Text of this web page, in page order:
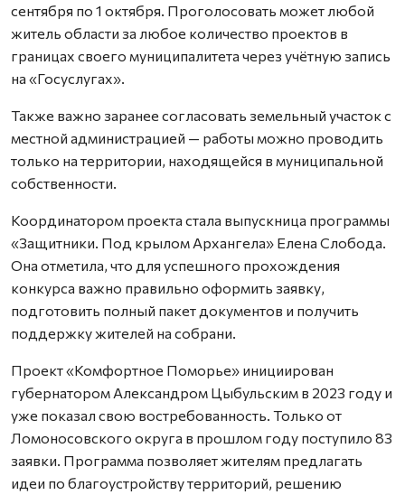
сентября по 1 октября. Проголосовать может любой
житель области за любое количество проектов в
границах своего муниципалитета через учётную запись
на «Госуслугах».
Также важно заранее согласовать земельный участок с
местной администрацией — работы можно проводить
только на территории, находящейся в муниципальной
собственности.
Координатором проекта стала выпускница программы
«Защитники. Под крылом Архангела» Елена Слобода.
Она отметила, что для успешного прохождения
конкурса важно правильно оформить заявку,
подготовить полный пакет документов и получить
поддержку жителей на собрани.
Проект «Комфортное Поморье» инициирован
губернатором Александром Цыбульским в 2023 году и
уже показал свою востребованность. Только от
Ломоносовского округа в прошлом году поступило 83
заявки. Программа позволяет жителям предлагать
идеи по благоустройству территорий, решению